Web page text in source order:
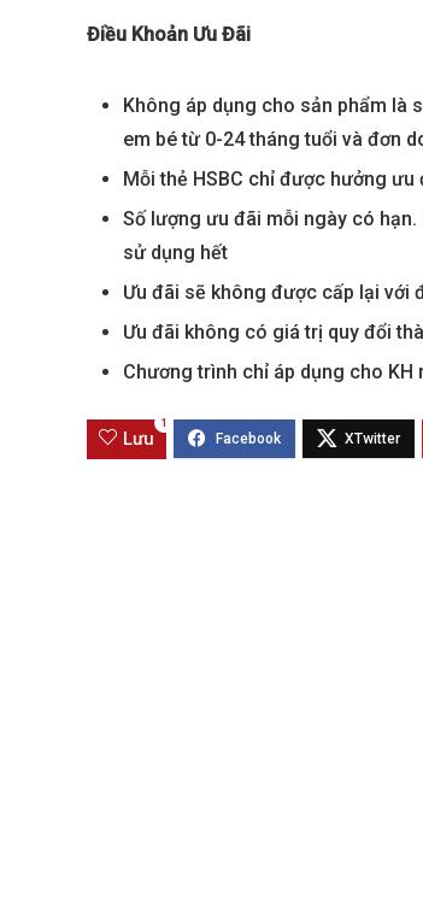
Điều Khoản Ưu Đãi
Không áp dụng cho sản phẩm là
em bé từ 0-24 tháng tuổi và đơn
Mỗi thẻ HSBC chỉ được hưởng ưu
Số lượng ưu đãi mỗi ngày có
sử dụng hết
Ưu đãi sẽ không được cấp lại với
Ưu đãi không có giá trị quy đổi
Chương trình chỉ áp dụng cho KH
Lưu
1
68 tỷ/căn Từ